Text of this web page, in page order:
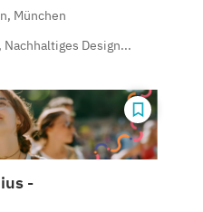
München
Design...
-